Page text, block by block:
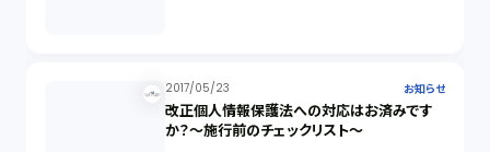
2017/05/23 お知らせ
改正個人情報保護法への対応はお済みです
か？～施行前のチェックリスト～